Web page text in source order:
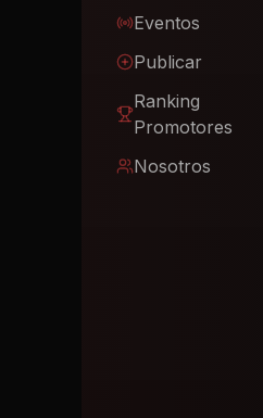
Eventos
Publicar
Ranking
Promotores
Nosotros